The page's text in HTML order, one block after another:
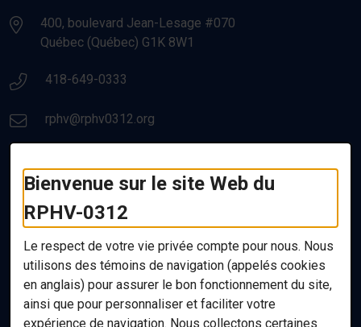
Bienvenue sur le site Web du
RPHV-0312
Le respect de votre vie privée compte pour nous. Nous
utilisons des témoins de navigation (appeléscookies
en anglais) pour assurer le bon fonctionnement du site,
ainsi que pour personnaliser et faciliter votre
expérience de navigation. Nous collectons certaines
400, boulevard Jean-Lesage #070
Québec (Québec) G1K 8W1
Numéro de téléphone:
418-649-0333
Courriel:
rphv@rphv0312.org
Liens utiles
Nous joindre
Ressources utiles
Politique de confidentialité
Accessibilité
Plan du site